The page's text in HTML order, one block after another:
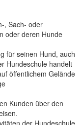
, Sach- oder
oder deren Hunde
für seinen Hund, auch
Hundeschule handelt
öffentlichem Gelände
Kunden über den
der Hundeschule